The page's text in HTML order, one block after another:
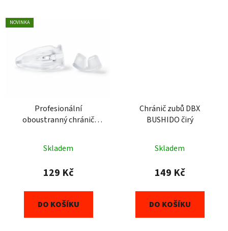
NOVINKA
Profesionální
oboustranný chránič
Skladem
129 Kč
DO KOŠÍKU
Chránič zubů DBX
BUSHIDO čirý
Skladem
149 Kč
DO KOŠÍKU